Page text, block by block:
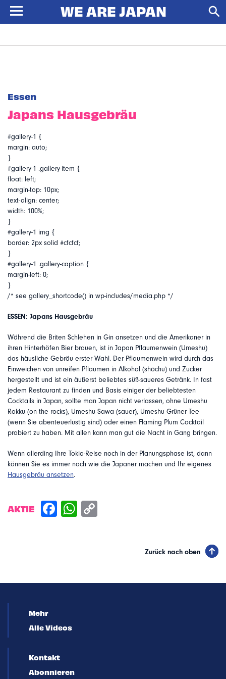
Essen
Japans Hausgebräu
#gallery-1 {
margin: auto;
}
#gallery-1 .gallery-item {
float: left;
margin-top: 10px;
text-align: center;
width: 100%;
}
#gallery-1 img {
border: 2px solid #cfcfcf;
}
#gallery-1 .gallery-caption {
margin-left: 0;
}
/* see gallery_shortcode() in wp-includes/media.php */
ESSEN: Japans Hausgebräu
Während die Briten Schlehen in Gin ansetzen und die Amerikaner in
ihren Hinterhöfen Bier brauen, ist in Japan Pflaumenwein (Umeshu)
das häusliche Gebräu erster Wahl. Der Pflaumenwein wird durch das
Einweichen von unreifen Pflaumen in Alkohol (shōchu) und Zucker
hergestellt und ist ein äußerst beliebtes süß-saueres Getränk. In fast
jedem Restaurant zu finden und Basis einiger der beliebtesten
Cocktails in Japan, sollte man Japan nicht verlassen, ohne Umeshu
Rokku (on the rocks), Umeshu Sawa (sauer), Umeshu Grüner Tee
(wenn Sie abenteuerlustig sind) oder einen Flaming Plum Cocktail
probiert zu haben. Mit allen kann man gut die Nacht in Gang bringen.
Wenn allerding Ihre Tokio-Reise noch in der Planungsphase ist, dann
können Sie es immer noch wie die Japaner machen und Ihr eigenes
Hausgebräu ansetzen.
AKTIE
Zurück nach oben
Mehr
Alle Videos
Kontakt
Abonnieren